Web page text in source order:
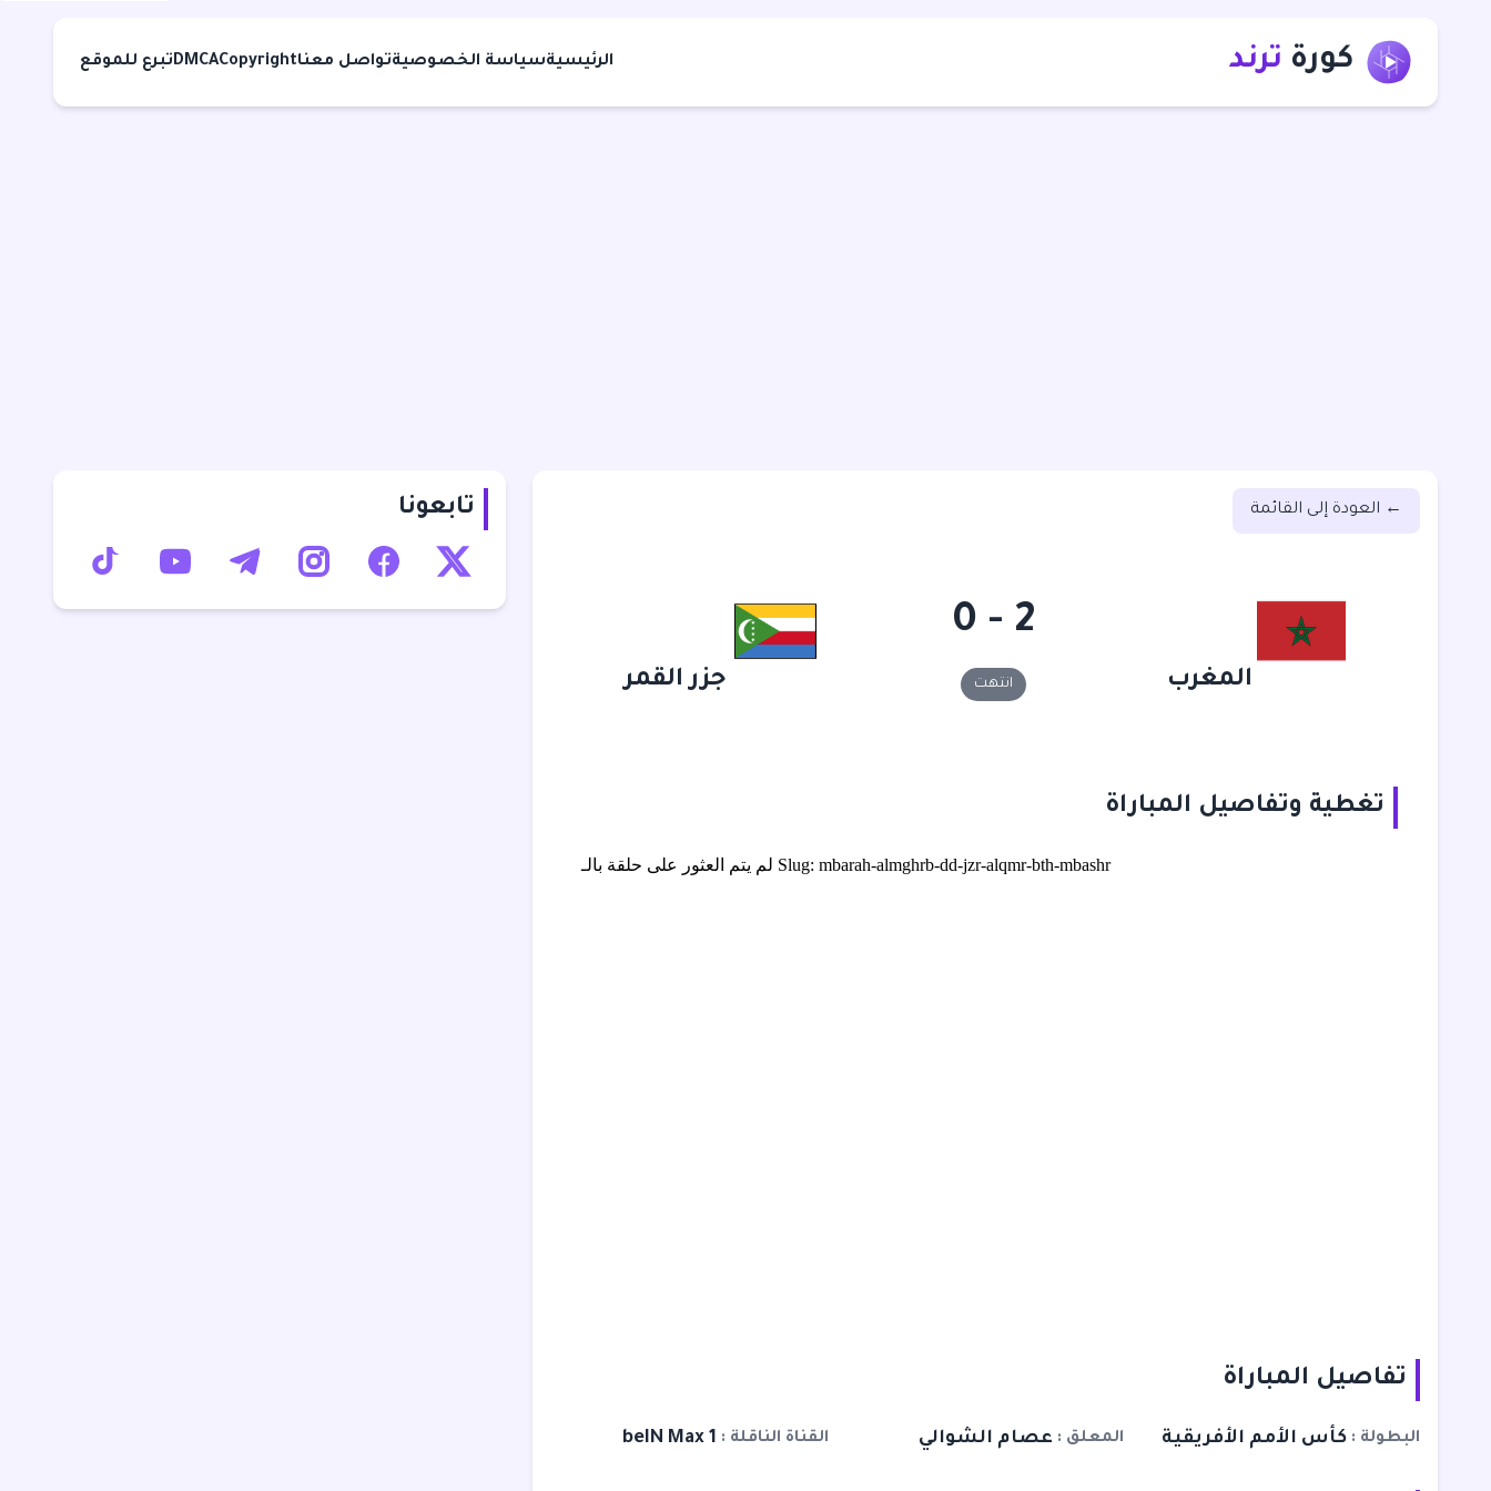
كورة ترند الرئيسيةسياسة الخصوصيةتواصل معناCopyright
DMCAتبرع للموقع
← العودة إلى القائمة
المغرب
2 - 0
انتهت جزر القمر
تغطية وتفاصيل المباراة
تفاصيل المباراة
البطولة كأس الأمم الأفريقية المعلق عصام الشوالي القناة الناقلة beIN Max 1
تابعونا